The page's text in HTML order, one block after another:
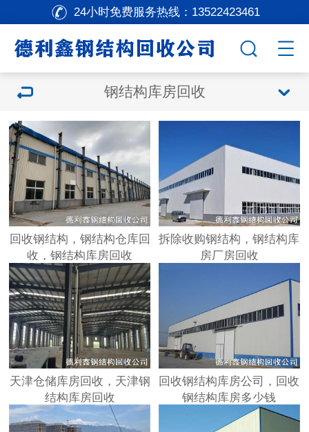
24小时免费服务热线： 13522423461
钢结构库房回收
回收钢结构，钢结构仓库回
收，钢结构库房回收
拆除收购钢结构，钢结构库
房厂房回收
天津仓储库房回收，天津钢
结构库房回收
回收钢结构库房公司，回收
钢结构库房多少钱